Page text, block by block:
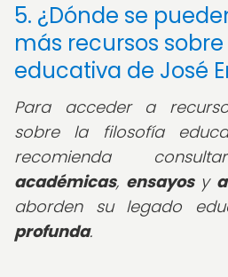
5. ¿Dónde se
más recursos
educativa de José
Para acceder a
sobre la filosofía
recomienda
académicas, ensayosy
aborden su legado
profunda.